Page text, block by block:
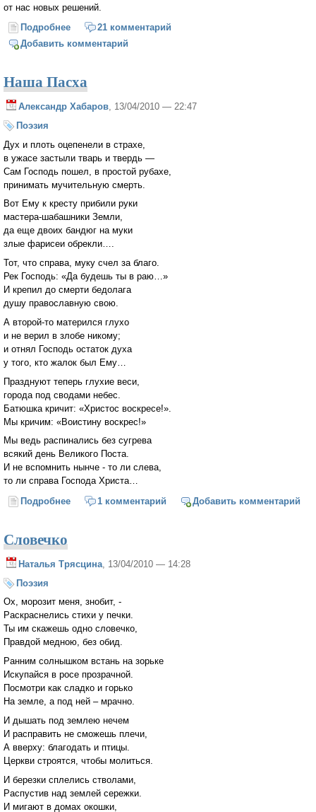
от нас новых решений.
Подробнее о Триединое «Христа ради»
21 комментарий
Добавить комментарий
Наша Пасха
Александр Хабаров, 13/04/2010 — 22:47
Поэзия
Дух и плоть оцепенели в страхе,
в ужасе застыли тварь и твердь —
Сам Господь пошел, в простой рубахе,
принимать мучительную смерть.
Вот Ему к кресту прибили руки
мастера-шабашники Земли,
да еще двоих бандюг на муки
злые фарисеи обрекли….
Тот, что справа, муку счел за благо.
Рек Господь: «Да будешь ты в раю…»
И крепил до смерти бедолага
душу православную свою.
А второй-то матерился глухо
и не верил в злобе никому;
и отнял Господь остаток духа
у того, кто жалок был Ему…
Празднуют теперь глухие веси,
города под сводами небес.
Батюшка кричит: «Христос воскресе!».
Мы кричим: «Воистину воскрес!»
Мы ведь распинались без сугрева
всякий день Великого Поста.
И не вспомнить нынче - то ли слева,
то ли справа Господа Христа…
Подробнее о Наша Пасха
1 комментарий Добавить комментарий
Словечко
Наталья Трясцина , 13/04/2010 — 14:28
Поэзия
Ох, морозит меня, знобит, -
Раскраснелись стихи у печки.
Ты им скажешь одно словечко,
Правдой медною, без обид.
Ранним солнышком встань на зорьке
Искупайся в росе прозрачной.
Посмотри как сладко и горько
На земле, а под ней – мрачно.
И дышать под землею нечем
И расправить не сможешь плечи,
А вверху: благодать и птицы.
Церкви строятся, чтобы молиться.
И березки сплелись стволами,
Распустив над землей сережки.
И мигают в домах окошки,